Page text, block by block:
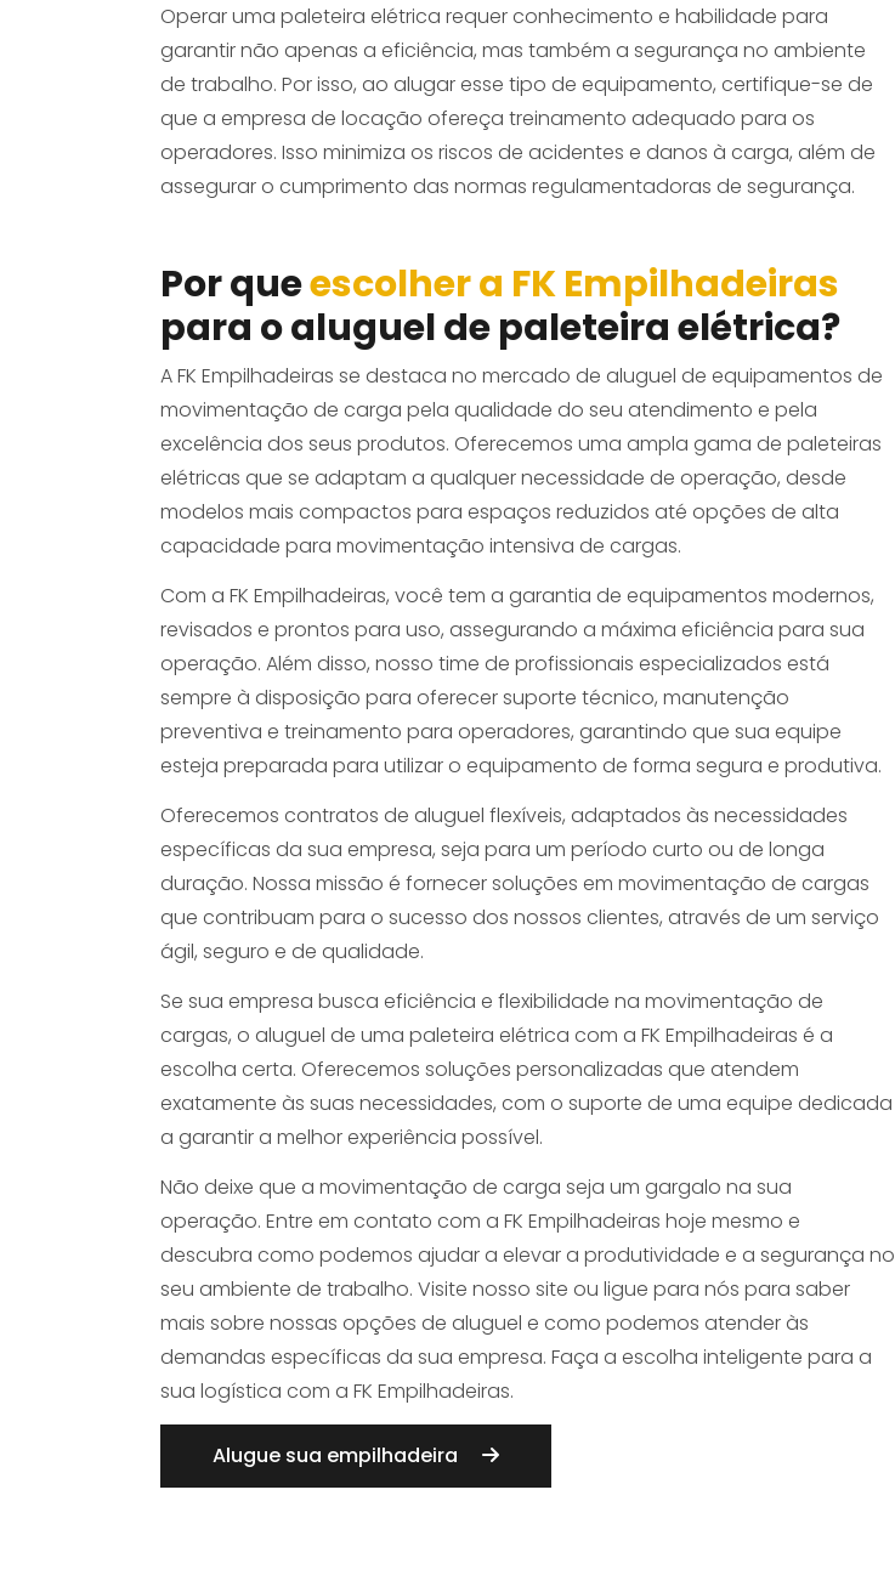
Operar uma paleteira elétrica requer conhecimento e habilidade para
garantir não apenas a eficiência, mas também a segurança no ambiente
de trabalho. Por isso, ao alugar esse tipo de equipamento, certifique-se de
que a empresa de locação ofereça treinamento adequado para os
operadores. Isso minimiza os riscos de acidentes e danos à carga, além de
assegurar o cumprimento das normas regulamentadoras de segurança.
Por queescolher a FK Empilhadeiras
para o aluguel de paleteira elétrica?
A FK Empilhadeiras se destaca no mercado de aluguel de equipamentos de
movimentação de carga pela qualidade do seu atendimento e pela
excelência dos seus produtos. Oferecemos uma ampla gama de paleteiras
elétricas que se adaptam a qualquer necessidade de operação, desde
modelos mais compactos para espaços reduzidos até opções de alta
capacidade para movimentação intensiva de cargas.
Com a FK Empilhadeiras, você tem a garantia de equipamentos modernos,
revisados e prontos para uso, assegurando a máxima eficiência para sua
operação. Além disso, nosso time de profissionais especializados está
sempre à disposição para oferecer suporte técnico, manutenção
preventiva e treinamento para operadores, garantindo que sua equipe
esteja preparada para utilizar o equipamento de forma segura e produtiva.
Oferecemos contratos de aluguel flexíveis, adaptados às necessidades
específicas da sua empresa, seja para um período curto ou de longa
duração. Nossa missão é fornecer soluções em movimentação de cargas
que contribuam para o sucesso dos nossos clientes, através de um serviço
ágil, seguro e de qualidade.
Se sua empresa busca eficiência e flexibilidade na movimentação de
cargas, o aluguel de uma paleteira elétrica com a FK Empilhadeiras é a
escolha certa. Oferecemos soluções personalizadas que atendem
exatamente às suas necessidades, com o suporte de uma equipe dedicada
a garantir a melhor experiência possível.
Não deixe que a movimentação de carga seja um gargalo na sua
operação. Entre em contato com a FK Empilhadeiras hoje mesmo e
descubra como podemos ajudar a elevar a produtividade e a segurança no
seu ambiente de trabalho. Visite nosso site ou ligue para nós para saber
mais sobre nossas opções de aluguel e como podemos atender às
demandas específicas da sua empresa. Faça a escolha inteligente para a
sua logística com a FK Empilhadeiras.
Alugue sua empilhadeira